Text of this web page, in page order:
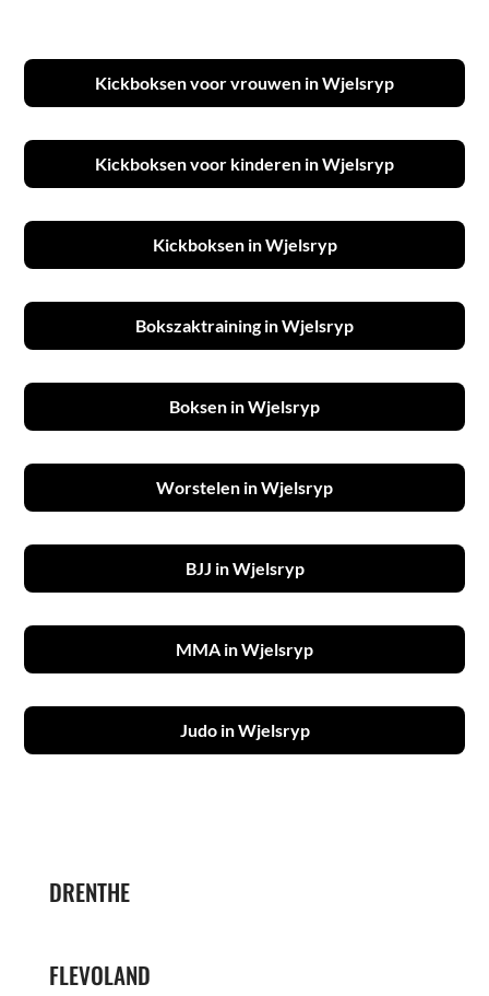
Kickboksen voor vrouwen in Wjelsryp
Kickboksen voor kinderen in Wjelsryp
Kickboksen in Wjelsryp
Bokszaktraining in Wjelsryp
Boksen in Wjelsryp
Worstelen in Wjelsryp
BJJ in Wjelsryp
MMA in Wjelsryp
Judo in Wjelsryp
DRENTHE
FLEVOLAND